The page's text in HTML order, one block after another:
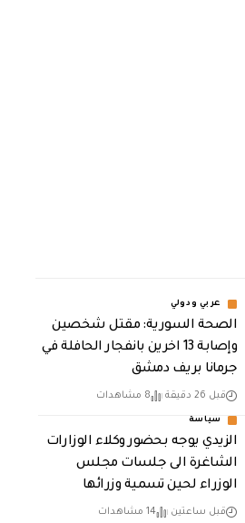
عربي ودولي
الصحة السورية: مقتل شخصين
وإصابة 13 اخرين بانفجار الحافلة في
جرمانا بريف دمشق
قبل 26 دقيقة 8 مشاهدات
سياسة
الزيدي يوجه بحضور وكلاء الوزارات
الشاغرة الى جلسات مجلس
الوزراء لحين تسمية وزرائها
قبل ساعتين 14 مشاهدات